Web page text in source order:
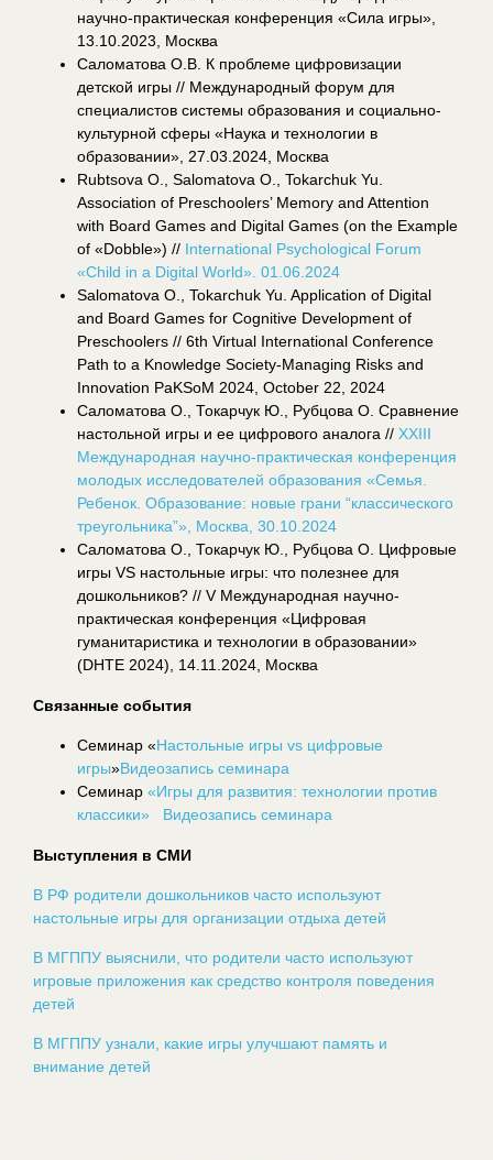
научно-практическая конференция «Сила игры»,
13.10.2023, Москва
Саломатова О.В. К проблеме цифровизации
детской игры // Международный форум для
специалистов системы образования и социально-
культурной сферы «Наука и технологии в
образовании», 27.03.2024, Москва
Rubtsova O., Salomatova O., Tokarchuk Yu.
Association of Preschoolers’ Memory and Attention
with Board Games and Digital Games (on the Example
of «Dobble») // International Psychological Forum
«Child in a Digital World». 01.06.2024
Salomatova O., Tokarchuk Yu. Application of Digital
and Board Games for Cognitive Development of
Preschoolers // 6th Virtual International Conference
Path to a Knowledge Society-Managing Risks and
Innovation PaKSoM 2024, October 22, 2024
Саломатова О., Токарчук Ю., Рубцова О. Сравнение
настольной игры и ее цифрового аналога // XXIII
Международная научно-практическая конференция
молодых исследователей образования «Семья.
Ребенок. Образование: новые грани “классического
треугольника”», Москва, 30.10.2024
Саломатова О., Токарчук Ю., Рубцова О. Цифровые
игры VS настольные игры: что полезнее для
дошкольников? // V Международная научно-
практическая конференция «Цифровая
гуманитаристика и технологии в образовании»
(DHTE 2024), 14.11.2024, Москва
Связанные события
Семинар «Настольные игры vs цифровые
игры»Видеозапись семинара
Семинар «Игры для развития: технологии против
классики»
Видеозапись семинара
Выступления в СМИ
В РФ родители дошкольников часто используют
настольные игры для организации отдыха детей
В МГППУ выяснили, что родители часто используют
игровые приложения как средство контроля поведения
детей
В МГППУ узнали, какие игры улучшают память и
внимание детей